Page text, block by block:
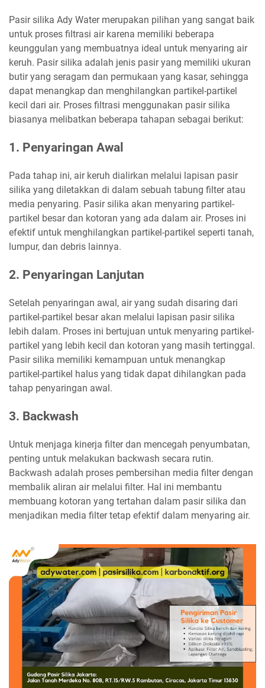
Pasir silika Ady Water merupakan pilihan yang sangat baik
untuk proses filtrasi air karena memiliki beberapa
keunggulan yang membuatnya ideal untuk menyaring air
keruh. Pasir silika adalah jenis pasir yang memiliki ukuran
butir yang seragam dan permukaan yang kasar, sehingga
dapat menangkap dan menghilangkan partikel-partikel
kecil dari air. Proses filtrasi menggunakan pasir silika
biasanya melibatkan beberapa tahapan sebagai berikut:
1. Penyaringan Awal
Pada tahap ini, air keruh dialirkan melalui lapisan pasir
silika yang diletakkan di dalam sebuah tabung filter atau
media penyaring. Pasir silika akan menyaring partikel-
partikel besar dan kotoran yang ada dalam air. Proses ini
efektif untuk menghilangkan partikel-partikel seperti tanah,
lumpur, dan debris lainnya.
2. Penyaringan Lanjutan
Setelah penyaringan awal, air yang sudah disaring dari
partikel-partikel besar akan melalui lapisan pasir silika
lebih dalam. Proses ini bertujuan untuk menyaring partikel-
partikel yang lebih kecil dan kotoran yang masih tertinggal.
Pasir silika memiliki kemampuan untuk menangkap
partikel-partikel halus yang tidak dapat dihilangkan pada
tahap penyaringan awal.
3. Backwash
Untuk menjaga kinerja filter dan mencegah penyumbatan,
penting untuk melakukan backwash secara rutin.
Backwash adalah proses pembersihan media filter dengan
membalik aliran air melalui filter. Hal ini membantu
membuang kotoran yang tertahan dalam pasir silika dan
menjadikan media filter tetap efektif dalam menyaring air.